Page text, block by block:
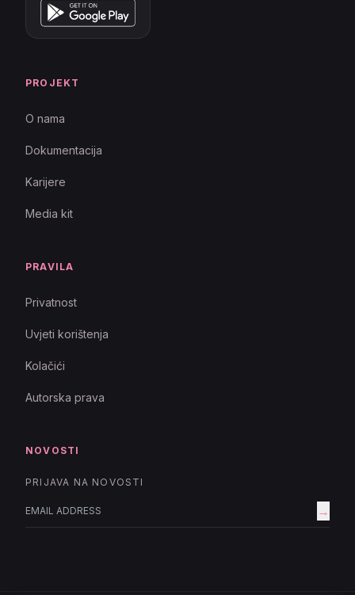
PROJEKT
O nama
Dokumentacija
Karijere
Media kit
PRAVILA
Privatnost
Uvjeti korištenja
Kolačići
Autorska prava
NOVOSTI
PRIJAVA NA NOVOSTI
→